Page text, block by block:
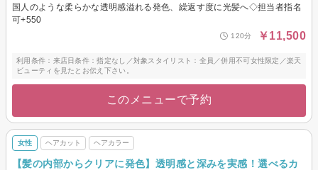
国人のような柔らかな透明感溢れる発色、繰返す度に光髪へ◇担当者指名
可+550
120分 ￥11,500
利用条件：来店日条件：指定なし／対象スタイリスト：全員／併用不可女性限定／楽天
ビューティを見たとお伝え下さい。
このメニューで予約
女性 ヘアカット ヘアカラー
【髪の内部からクリアに発色】透明感と深みを実感！選べるカ